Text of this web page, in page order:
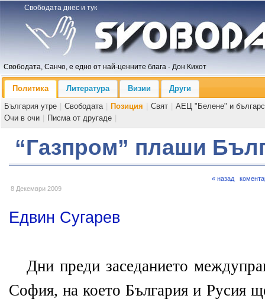
Свободата днес и тук
Свободата, Санчо, е едно от най-ценните блага - Дон Кихот
Политика Литература Визии
Други
България утре
Свободата Позиция Свят
АЕЦ "Белене" и
Очи в очи
Писма от другаде
“Газпром” плаши
8 Декември 2009
« назад
Едвин Сугарев
Дни преди заседанието
София, на което България и Русия